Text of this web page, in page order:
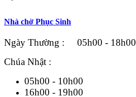
Nhà chờ Phục Sinh
Ngày Thường : 05h00 - 18h00
Chúa Nhật :
05h00 - 10h00
16h00 - 19h00